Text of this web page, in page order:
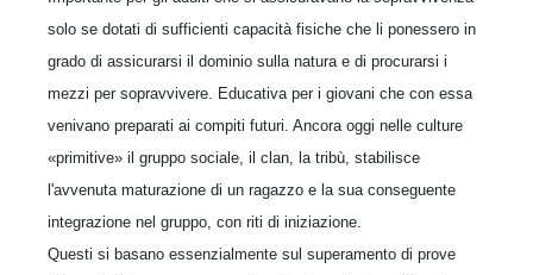
solo se dotati di sufficienti capacità fisiche che li ponessero in
grado di assicurarsi il dominio sulla natura e di procurarsi i
mezzi per sopravvivere. Educativa per i giovani che con essa
venivano preparati ai compiti futuri. Ancora oggi nelle culture
«primitive» il gruppo sociale, il clan, la tribù, stabilisce
l'avvenuta maturazione di un ragazzo e la sua conseguente
integrazione nel gruppo, con riti di iniziazione.
Questi si basano essenzialmente sul superamento di prove